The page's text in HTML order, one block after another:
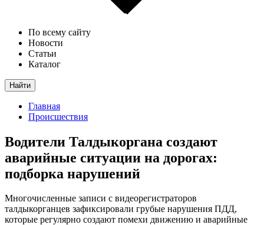
По всему сайту
Новости
Статьи
Каталог
Найти
Главная
Происшествия
Водители Талдыкоргана создают
аварийные ситуации на дорогах:
подборка нарушений
Многочисленные записи с видеорегистраторов
талдыкорганцев зафиксировали грубые нарушения ПДД,
которые регулярно создают помехи движению и аварийные